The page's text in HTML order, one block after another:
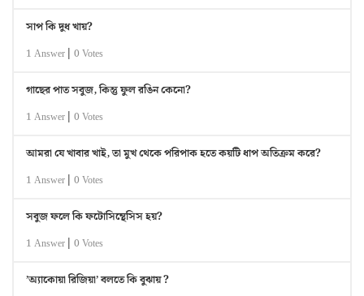
সাপ কি দুধ খায়?
1 Answer | 0 Votes
গাছের পাত সবুজ, কিন্তু ফুল রঙিন কেনো?
1 Answer | 0 Votes
আমরা যে খাবার খাই, তা মুখ থেকে পরিপাক হতে কয়টি ধাপ অতিক্রম করে?
1 Answer | 0 Votes
সবুজ ফলে কি ফটোসিন্থেসিস হয়?
1 Answer | 0 Votes
’অ্যাকোয়া রিজিয়া’ বলতে কি বুঝায় ?